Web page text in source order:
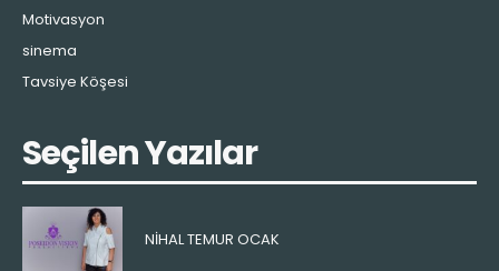
Motivasyon
sinema
Tavsiye Köşesi
Seçilen Yazılar
NIHAL TEMUR OCAK